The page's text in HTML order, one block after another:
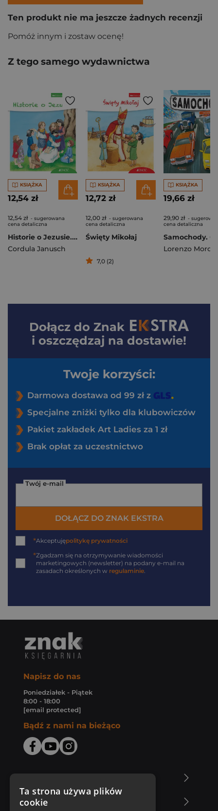
Ten produkt nie ma jeszcze żadnych recenzji
Pomóż innym i zostaw ocenę!
Z tego samego wydawnictwa
KSIĄŻKA
12,54 zł
12,54 zł - sugerowana
cena detaliczna
Historie o Jezusie. Mali Odkrywcy Wiary
Cordula Janusch
KSIĄŻKA
12,72 zł
12,00 zł - sugerowana
cena detaliczna
Święty Mikołaj
7,0 (2)
KSIĄŻKA
19,66 zł
29,90 zł -
cena detaliczna
Lorenzo Moro
Dołącz do Znak
i oszczędzaj na dostawie!
Twoje korzyści:
Darmowa dostawa od 99 zł z
Specjalne zniżki tylko dla klubowiczów
Pakiet zakładek Art Ladies za 1 zł
Brak opłat za uczestnictwo
Twój e-mail
DOŁĄCZ DO ZNAK EKSTRA
*Akceptujępolitykę prywatności
*Zgadzam się na otrzymywanie wiadomości
marketingowych (newsletter) na podany e-mail na
zasadach określonych w regulaminie
Napisz do nas
Poniedziałek - Piątek
8:00 - 18:00
[email protected]
Bądź z nami na bieżąco
Zakupy u nas
Ta strona używa plików
cookie